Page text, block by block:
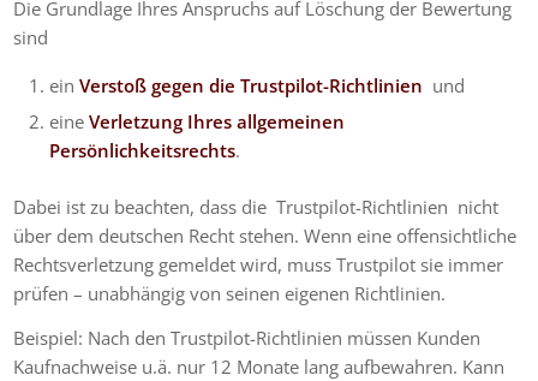
Die Grundlage Ihres Anspruchs auf Löschung der Bewertung
sind
einVerstoß gegen die Trustpilot-Richtlinien und
eineVerletzung Ihres allgemeinen
Persönlichkeitsrechts.
Dabei ist zu beachten, dass dieTrustpilot-Richtlinien nicht
über dem deutschen Recht stehen.Wenn eine offensichtliche
Rechtsverletzung gemeldet wird, muss Trustpilot sie immer
prüfen – unabhängig von seinen eigenen Richtlinien.
Beispiel: Nach den Trustpilot-Richtlinien müssen Kunden
Kaufnachweise u.ä. nur 12 Monate lang aufbewahren. Kann